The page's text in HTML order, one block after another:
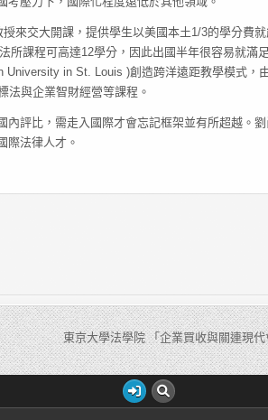
來交大開課，提供學生以美國本土1/3的學分費
課程可高達12學分，因此出國半年很容易就滿
in St. Louis )創造跨洋遠距教學模式，
法與企業智財經營等課程。
評比，需走入國際才會忘記框架並有所超越。
際法律人才。
東京大學法學院 「企業買收與關連現